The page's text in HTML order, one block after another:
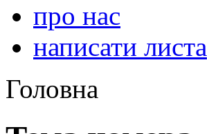
про нас
написати листа
Головна